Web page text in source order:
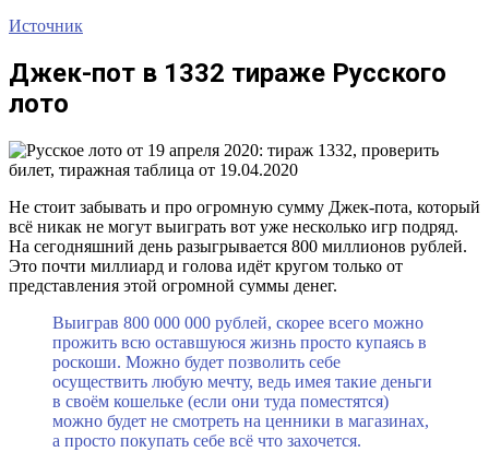
Источник
Джек-пот в 1332 тираже Русского
лото
Не стоит забывать и про огромную сумму Джек-пота, который
всё никак не могут выиграть вот уже несколько игр подряд.
На сегодняшний день разыгрывается 800 миллионов рублей.
Это почти миллиард и голова идёт кругом только от
представления этой огромной суммы денег.
Выиграв 800 000 000 рублей, скорее всего можно
прожить всю оставшуюся жизнь просто купаясь в
роскоши. Можно будет позволить себе
осуществить любую мечту, ведь имея такие деньги
в своём кошельке (если они туда поместятся)
можно будет не смотреть на ценники в магазинах,
а просто покупать себе всё что захочется.